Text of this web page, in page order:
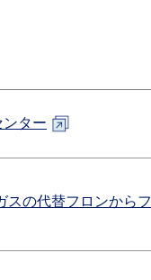
ター
スの代替フロンから